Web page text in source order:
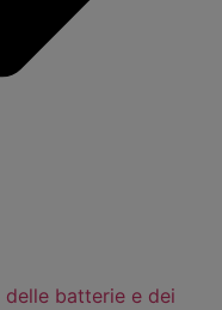
batterie e dei